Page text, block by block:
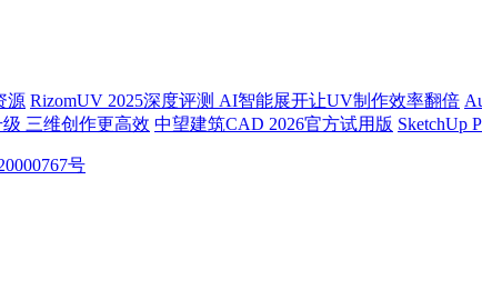
源 RizomUV 2025深度评测 AI智能展开让UV制作效率翻倍
级 三维创作更高效 中望建筑CAD 2026官方试用版 SketchUp
号